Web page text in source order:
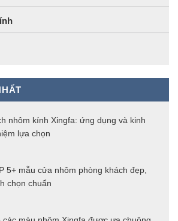
nhôm kính Xingfa: ứng dụng và kinh
lựa chọn
5+ mẫu cửa nhôm phòng khách đẹp,
chọn chuẩn